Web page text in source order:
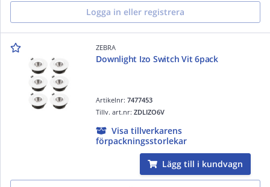
Logga in eller registrera
ZEBRA
Downlight Izo Switch Vit 6pack
Artikelnr:7477453
Tillv. art.nr:ZDLIZO6V
Visa tillverkarens
förpackningsstorlekar
Lägg till i kundvagn